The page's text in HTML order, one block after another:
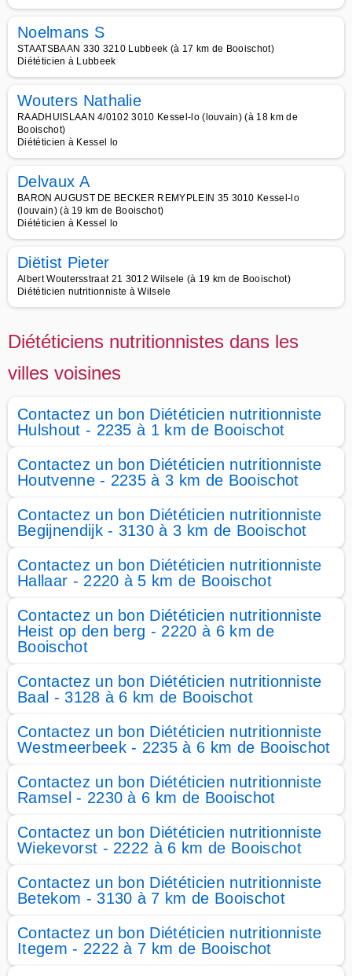
Noelmans S
STAATSBAAN 330 3210 Lubbeek (à 17 km de Booischot)
Diététicien à Lubbeek
Wouters Nathalie
RAADHUISLAAN 4/0102 3010 Kessel-lo (louvain) (à 18 km de
Booischot)
Diététicien à Kessel lo
Delvaux A
BARON AUGUST DE BECKER REMYPLEIN 35 3010 Kessel-lo
(louvain) (à 19 km de Booischot)
Diététicien à Kessel lo
Diëtist Pieter
Albert Woutersstraat 21 3012 Wilsele (à 19 km de Booischot)
Diététicien nutritionniste à Wilsele
Diététiciens nutritionnistes dans les
villes voisines
Contactez un bon Diététicien nutritionniste
Hulshout - 2235 à 1 km de Booischot
Contactez un bon Diététicien nutritionniste
Houtvenne - 2235 à 3 km de Booischot
Contactez un bon Diététicien nutritionniste
Begijnendijk - 3130 à 3 km de Booischot
Contactez un bon Diététicien nutritionniste
Hallaar - 2220 à 5 km de Booischot
Contactez un bon Diététicien nutritionniste
Heist op den berg - 2220 à 6 km de
Booischot
Contactez un bon Diététicien nutritionniste
Baal - 3128 à 6 km de Booischot
Contactez un bon Diététicien nutritionniste
Westmeerbeek - 2235 à 6 km de Booischot
Contactez un bon Diététicien nutritionniste
Ramsel - 2230 à 6 km de Booischot
Contactez un bon Diététicien nutritionniste
Wiekevorst - 2222 à 6 km de Booischot
Contactez un bon Diététicien nutritionniste
Betekom - 3130 à 7 km de Booischot
Contactez un bon Diététicien nutritionniste
Itegem - 2222 à 7 km de Booischot